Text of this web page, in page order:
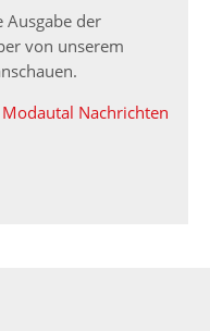
Ausgabe der
von unserem
Nachrichten